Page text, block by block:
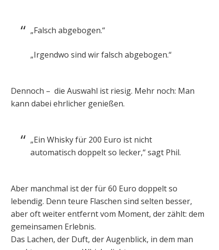
„Falsch abgebogen.“
„Irgendwo sind wir falsch abgebogen.“
Dennoch – die Auswahl ist riesig. Mehr noch: Man
kann dabei ehrlicher genießen.
„Ein Whisky für 200 Euro ist nicht
automatisch doppelt so lecker,“ sagt Phil.
Aber manchmal ist der für 60 Euro doppelt so
lebendig. Denn teure Flaschen sind selten besser,
aber oft weiter entfernt vom Moment, der zählt: dem
gemeinsamen Erlebnis.
Das Lachen, der Duft, der Augenblick, in dem man